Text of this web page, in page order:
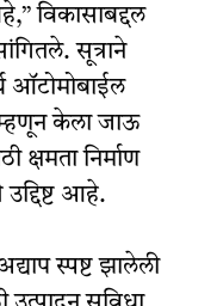
विकासाबद्दल
सूत्राने
ऑटोमोबाईल
केला जाऊ
क्षमता निर्माण
आहे.
स्पष्ट झालेली